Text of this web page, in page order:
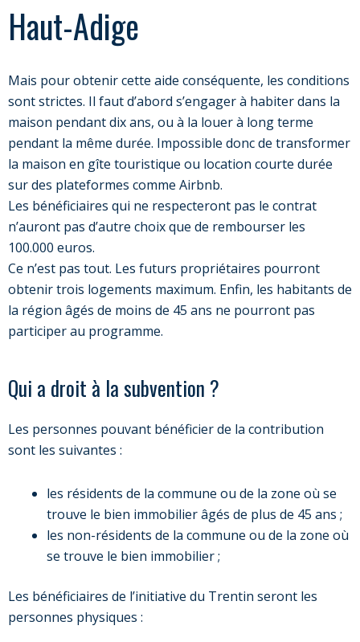
Haut-Adige
Mais pour obtenir cette aide conséquente, les conditions
sont strictes. Il faut d’abord s’engager à habiter dans la
maison pendant dix ans, ou à la louer à long terme
pendant la même durée. Impossible donc de transformer
la maison en gîte touristique ou location courte durée
sur des plateformes comme Airbnb.
Les bénéficiaires qui ne respecteront pas le contrat
n’auront pas d’autre choix que de rembourser les
100.000 euros.
Ce n’est pas tout. Les futurs propriétaires pourront
obtenir trois logements maximum. Enfin, les habitants de
la région âgés de moins de 45 ans ne pourront pas
participer au programme.
Qui a droit à la subvention ?
Les personnes pouvant bénéficier de la contribution
sont les suivantes :
les résidents de la commune ou de la zone où se
trouve le bien immobilier âgés de plus de 45 ans ;
les non-résidents de la commune ou de la zone où
se trouve le bien immobilier ;
Les bénéficiaires de l’initiative du Trentin seront les
personnes physiques :